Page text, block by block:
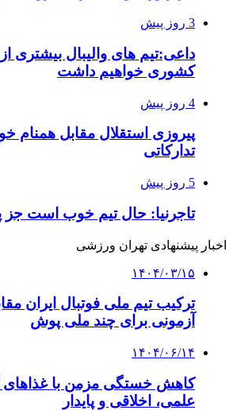
3 روز پیش
داعی:تیم های والیبال بیشتری
کشوری خواهیم داشت
4 روز پیش
پیروزی استقلال مقابل همنام
تدارکاتی
5 روز پیش
تاجرنیا: حال تیم خوب است جز
اخبار پیشنهادی تهران ورزشی
۱۴۰۴/۰۳/۱۵
ترکیب تیم ملی فوتبال ایران
آزمونی برای چند ملی پوش
۱۴۰۴/۰۶/۱۴
کاهش خستگی مزمن با غذاهای
علمی، اخلاقی و پایدار